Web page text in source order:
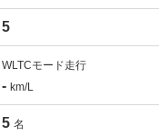
5
WLTCモード走行
- km/L
5 名